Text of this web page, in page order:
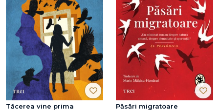
Tăcerea vine prima Păsări migratoare